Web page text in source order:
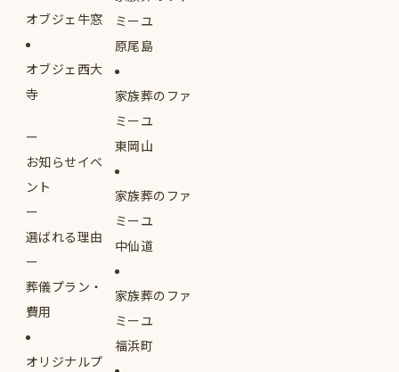
オブジェ牛窓
オブジェ西大
寺
お知らせイベ
ント
選ばれる理由
葬儀プラン・
費用
オリジナルプ
ミーユ
原尾島
家族葬のファ
ミーユ
東岡山
家族葬のファ
ミーユ
中仙道
家族葬のファ
ミーユ
福浜町